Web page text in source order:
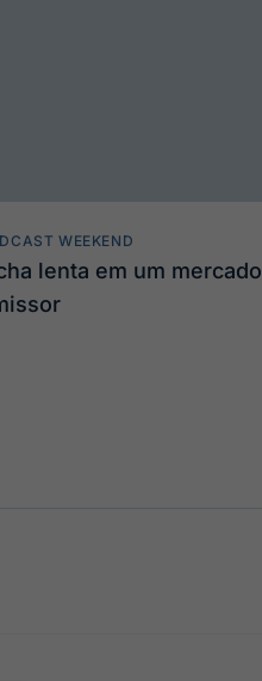
WEEKEND
lenta em um mercado